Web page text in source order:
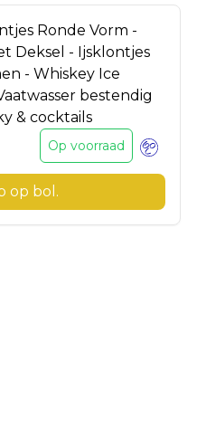
Ronde Vorm -
Deksel - Ijsklontjes
- Whiskey Ice
bestendig
& cocktails
Op voorraad
op bol .